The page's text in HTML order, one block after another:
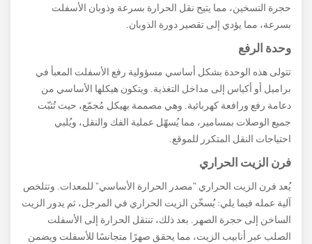
حجرة التسخين، مما يتيح نقل الحرارة بسرعة وذوبان الأسفلت
بسرعة، مما يؤدي إلى تقصير دورة الذوبان.
وحدة الرفع
تتولى هذه الوحدة بشكل أساسي مسؤولية رفع الأسفلت المعبأ في
براميل أو أكياس إلى مداخل التغذية. ويتكون هيكلها الأساسي من
دعامة رفع ورافعة كهربائية. وهي مصممة بهيكل مُجمّع، حيث تُثبّت
جميع الوصلات بمسامير، مما يُسهّل عملية الفك والنقل، ويُلبي
احتياجات النقل المتكرر للموقع.
فرن الزيت الحراري
يُعد فرن الزيت الحراري "مصدر الحرارة الأساسي" للمعدات. وتتلخص
آلية عمله فيما يلي: يُسخّن الزيت الحراري في المرجل، ثم يدور الزيت
الساخن إلى حجرة الصهر. بعد ذلك، تنتقل الحرارة إلى الأسفلت
الصلب عبر أنابيب الزيت، مما يحقق صهرًا متجانسًا للأسفلت ويضمن